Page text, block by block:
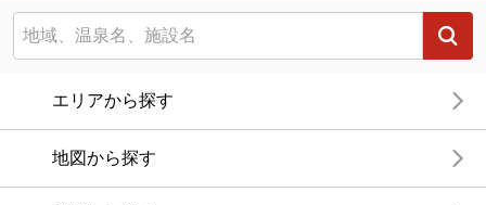
エリアから探す
地図から探す